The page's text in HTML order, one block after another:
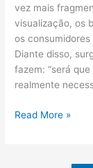
vez mais
visualização, os
os
Diante disso,
fazem: “será
realmente
Read More »